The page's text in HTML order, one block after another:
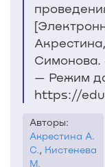
Симонова.
— Режим
https://
Авторы:
Акрестина А.
С., Кистенева
М.